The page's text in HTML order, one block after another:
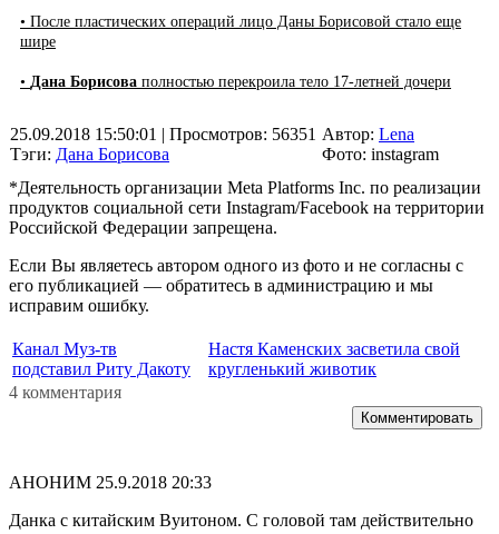
• После пластических операций лицо Даны Борисовой стало еще
шире
• Дана Борисова полностью перекроила тело 17-летней дочери
25.09.2018 15:50:01 | Просмотров: 56351
Тэги: Дана Борисова
Автор: Lena
Фото: instagram
*Деятельность организации Meta Platforms Inc. по реализации
продуктов социальной сети Instagram/Facebook на территории
Российской Федерации запрещена.
Если Вы являетесь автором одного из фото и не согласны с
его публикацией — обратитесь в администрацию и мы
исправим ошибку.
Канал Муз-тв
подставил Риту Дакоту
Настя Каменских засветила свой
кругленький животик
4 комментария
Комментировать
АНОНИМ 25.9.2018 20:33
Данка с китайским Вуитоном. С головой там действительно